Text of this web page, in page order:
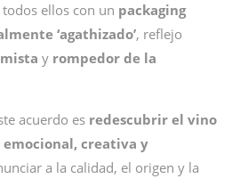
todos ellos con un packaging
‘agathizado’, reflejo
y rompedor de la
acuerdo es redescubrir el vino
emocional, creativa y
a la calidad, el origen y la